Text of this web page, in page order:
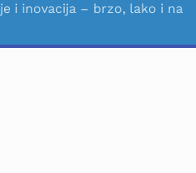
i inovacija – brzo, lako i na